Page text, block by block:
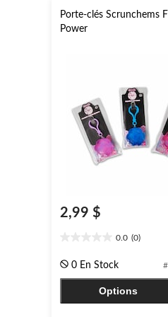
Porte-clés Scrunchems
Power
2,99 $
0.0 (0)
sur0 En Stock
Options